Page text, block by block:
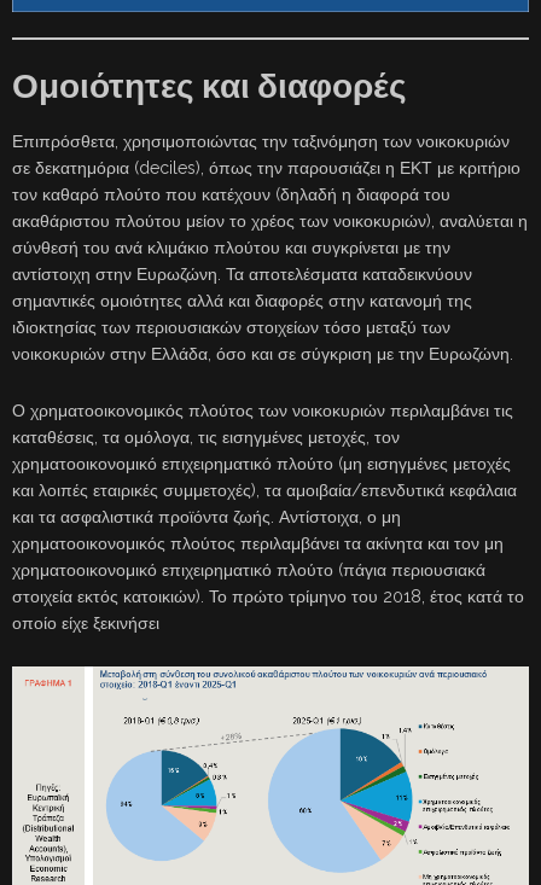
Ομοιότητες και διαφορές
Επιπρόσθετα, χρησιμοποιώντας την ταξινόμηση των νοικοκυριών
σε δεκατημόρια (deciles), όπως την παρουσιάζει η ΕΚΤ με κριτήριο
τον καθαρό πλούτο που κατέχουν (δηλαδή η διαφορά του
ακαθάριστου πλούτου μείον το χρέος των νοικοκυριών), αναλύεται η
σύνθεσή του ανά κλιμάκιο πλούτου και συγκρίνεται με την
αντίστοιχη στην Ευρωζώνη. Τα αποτελέσματα καταδεικνύουν
σημαντικές ομοιότητες αλλά και διαφορές στην κατανομή της
ιδιοκτησίας των περιουσιακών στοιχείων τόσο μεταξύ των
νοικοκυριών στην Ελλάδα, όσο και σε σύγκριση με την Ευρωζώνη.
Ο χρηματοοικονομικός πλούτος των νοικοκυριών περιλαμβάνει τις
καταθέσεις, τα ομόλογα, τις εισηγμένες μετοχές, τον
χρηματοοικονομικό επιχειρηματικό πλούτο (μη εισηγμένες μετοχές
και λοιπές εταιρικές συμμετοχές), τα αμοιβαία/επενδυτικά κεφάλαια
και τα ασφαλιστικά προϊόντα ζωής. Αντίστοιχα, ο μη
χρηματοοικονομικός πλούτος περιλαμβάνει τα ακίνητα και τον μη
χρηματοοικονομικό επιχειρηματικό πλούτο (πάγια περιουσιακά
στοιχεία εκτός κατοικιών). Το πρώτο τρίμηνο του 2018, έτος κατά το
οποίο είχε ξεκινήσει